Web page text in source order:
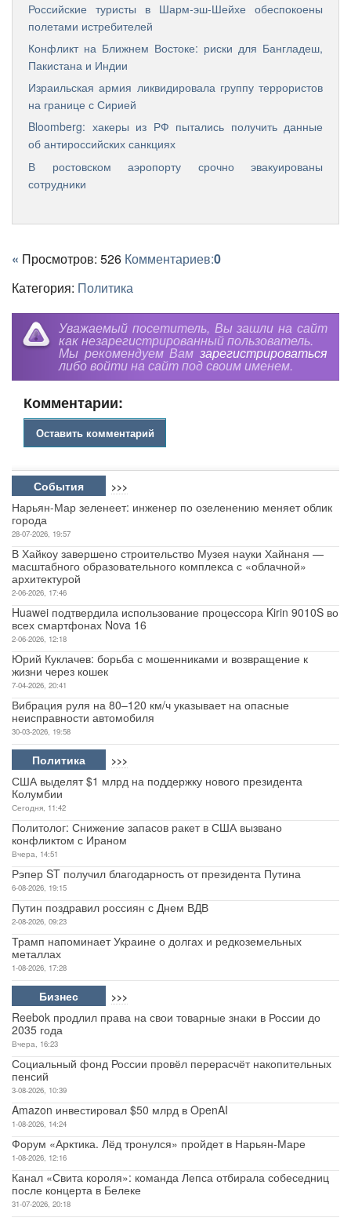
Российские туристы в Шарм-эш-Шейхе обеспокоены
полетами истребителей
Конфликт на Ближнем Востоке: риски для Бангладеш,
Пакистана и Индии
Израильская армия ликвидировала группу террористов
на границе с Сирией
Bloomberg: хакеры из РФ пытались получить данные
об антироссийских санкциях
В ростовском аэропорту срочно эвакуированы
сотрудники
« Просмотров: 526 Комментариев:0
Категория: Политика
Уважаемый посетитель, Вы зашли на сайт
как незарегистрированный пользователь.
Мы рекомендуем Вам зарегистрироваться
либо войти на сайт под своим именем.
Комментарии:
Оставить комментарий
События >>>
Нарьян-Мар зеленеет: инженер по озеленению меняет облик
города
28-07-2026, 19:57
В Хайкоу завершено строительство Музея науки Хайнаня —
масштабного образовательного комплекса с «облачной»
архитектурой
2-06-2026, 17:46
Huawei подтвердила использование процессора Kirin 9010S во
всех смартфонах Nova 16
2-06-2026, 12:18
Юрий Куклачев: борьба с мошенниками и возвращение к
жизни через кошек
7-04-2026, 20:41
Вибрация руля на 80–120 км/ч указывает на опасные
неисправности автомобиля
30-03-2026, 19:58
Политика >>>
США выделят $1 млрд на поддержку нового президента
Колумбии
Сегодня, 11:42
Политолог: Снижение запасов ракет в США вызвано
конфликтом с Ираном
Вчера, 14:51
Рэпер ST получил благодарность от президента Путина
6-08-2026, 19:15
Путин поздравил россиян с Днем ВДВ
2-08-2026, 09:23
Трамп напоминает Украине о долгах и редкоземельных
металлах
1-08-2026, 17:28
Бизнес >>>
Reebok продлил права на свои товарные знаки в России до
2035 года
Вчера, 16:23
Социальный фонд России провёл перерасчёт накопительных
пенсий
3-08-2026, 10:39
Amazon инвестировал $50 млрд в OpenAI
1-08-2026, 14:24
Форум «Арктика. Лёд тронулся» пройдет в Нарьян-Маре
1-08-2026, 12:16
Канал «Свита короля»: команда Лепса отбирала собеседниц
после концерта в Белеке
31-07-2026, 20:18